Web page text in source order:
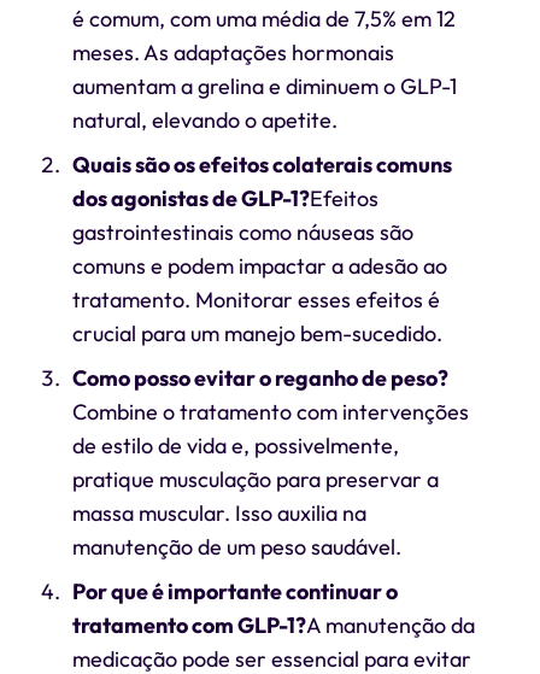
é comum, com uma média de 7,5% em 12
meses. As adaptações hormonais
aumentam a grelina e diminuem o GLP-1
natural, elevando o apetite.
Quais são os efeitos colaterais comuns
dos agonistas de GLP-1?Efeitos
gastrointestinais como náuseas são
comuns e podem impactar a adesão ao
tratamento. Monitorar esses efeitos é
crucial para um manejo bem-sucedido.
Como posso evitar o reganho de peso?
Combine o tratamento com intervenções
de estilo de vida e, possivelmente,
pratique musculação para preservar a
massa muscular. Isso auxilia na
manutenção de um peso saudável.
Por que é importante continuar o
tratamento com GLP-1?A manutenção da
medicação pode ser essencial para evitar